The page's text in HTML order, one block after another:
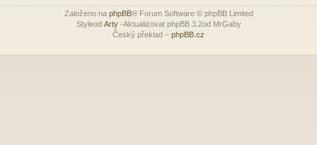
Založeno na phpBB® Forum Software © phpBB Limited
Styleod Arty-Aktualizovat phpBB 3.2od MrGaby
Český překlad – phpBB.cz